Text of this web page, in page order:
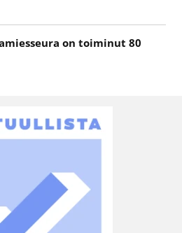
on toiminut 80